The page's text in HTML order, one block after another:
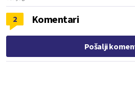
2 Komentari
Pošalji